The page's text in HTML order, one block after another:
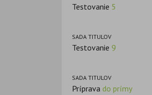
Testovanie 5
SADA TITULOV
Testovanie 9
SADA TITULOV
Príprava do prímy